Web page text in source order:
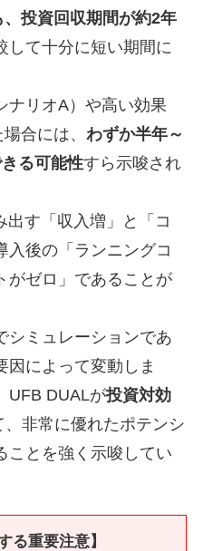
投資回収期間が約2年
して十分に短い期間に
ナリオA）や高い効果
合には、 わずか半年～
る可能性すら示唆され
出す「収入増」と「コ
入後の「ランニングコ
がゼロ」であることが
シミュレーションであ
因によって変動しま
UFB DUALが投資対効
非常に優れたポテンシ
ことを強く示唆してい
る重要注意】